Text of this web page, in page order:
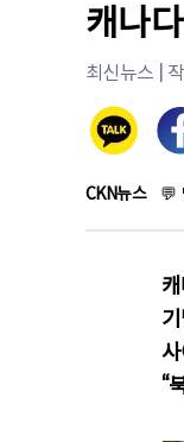
캐나
최신뉴스 |
CKN뉴스 💬
“